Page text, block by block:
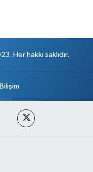
Her hakkı saklıdır.